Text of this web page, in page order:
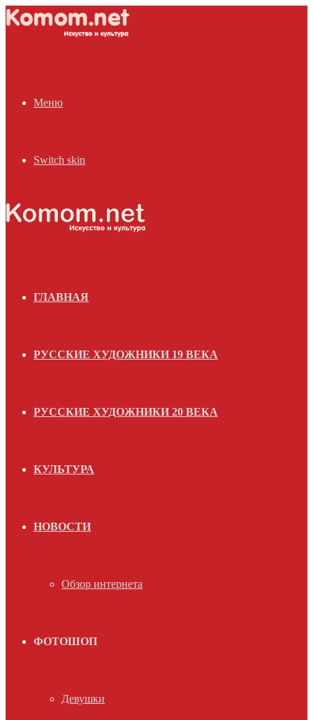
Меню
Switch skin
ГЛАВНАЯ
РУССКИЕ ХУДОЖНИКИ 19 ВЕКА
РУССКИЕ ХУДОЖНИКИ 20 ВЕКА
КУЛЬТУРА
НОВОСТИ
Обзор интернета
ФОТОШОП
Девушки